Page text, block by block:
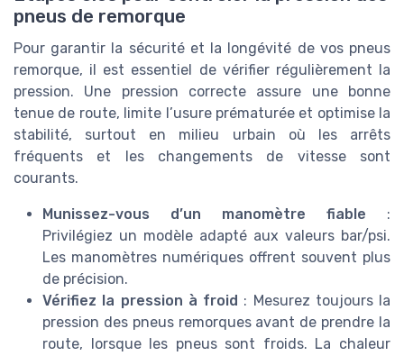
pneus de remorque
Pour garantir la sécurité et la longévité de vos pneus
remorque, il est essentiel de vérifier régulièrement la
pression. Une pression correcte assure une bonne
tenue de route, limite l’usure prématurée et optimise la
stabilité, surtout en milieu urbain où les arrêts
fréquents et les changements de vitesse sont
courants.
Munissez-vous d’un manomètre fiable :
Privilégiez un modèle adapté aux valeurs bar/psi.
Les manomètres numériques offrent souvent plus
de précision.
Vérifiez la pression à froid : Mesurez toujours la
pression des pneus remorques avant de prendre la
route, lorsque les pneus sont froids. La chaleur